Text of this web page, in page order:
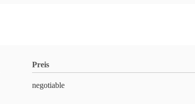
Preis
negotiable